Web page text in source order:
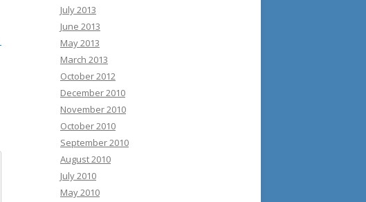
July 2013
June 2013
May 2013
March 2013
October 2012
December 2010
November 2010
October 2010
September 2010
August 2010
July 2010
May 2010